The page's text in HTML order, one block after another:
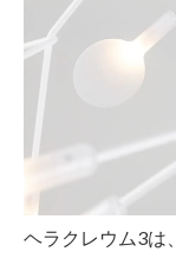
ヘラクレウム3は